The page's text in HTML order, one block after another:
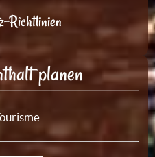
Richtlinien
planen